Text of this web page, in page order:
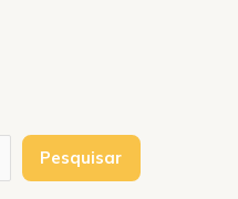
Pesquisar